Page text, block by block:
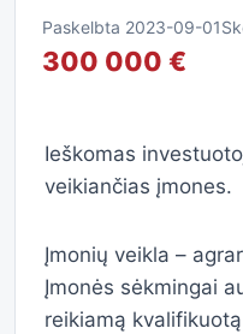
Paskelbta 2023-09-01
300 000 €
Ieškomas
veikiančias įmones.
Įmonių veikla –
Įmonės sėkmingai
reikiamą